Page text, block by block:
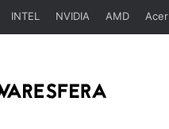
INTEL NVIDIA AMD Acer